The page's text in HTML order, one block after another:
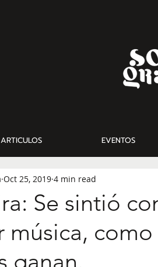
ARTICULOS EVENTOS
Se sintió
música,
ganan.
Oct 25, 2019 4 min read